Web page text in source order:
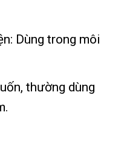
Dùng trong môi
thường dùng